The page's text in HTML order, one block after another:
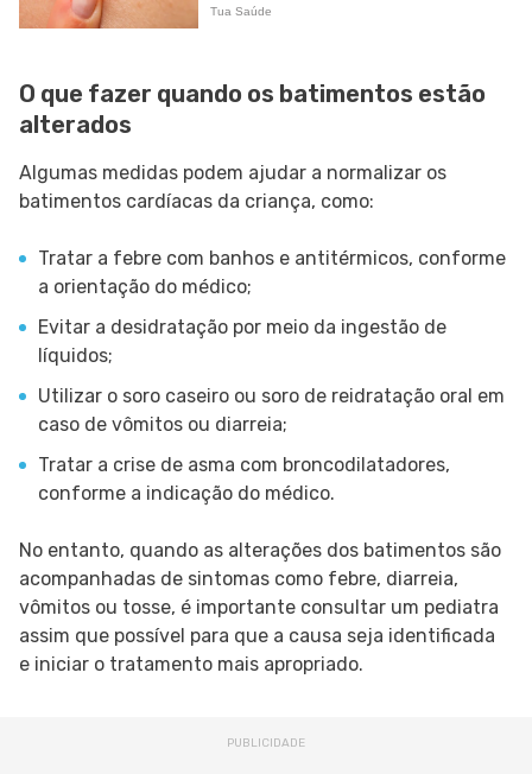
O que fazer quando os batimentos estão
alterados
Algumas medidas podem ajudar a normalizar os
batimentos cardíacas da criança, como:
Tratar a febre com banhos e antitérmicos, conforme
a orientação do médico;
Evitar a desidratação por meio da ingestão de
líquidos;
Utilizar o soro caseiro ou soro de reidratação oral em
caso de vômitos ou diarreia;
Tratar a crise de asma com broncodilatadores,
conforme a indicação do médico.
No entanto, quando as alterações dos batimentos são
acompanhadas de sintomas como febre, diarreia,
vômitos ou tosse, é importante consultar um pediatra
assim que possível para que a causa seja identificada
e iniciar o tratamento mais apropriado.